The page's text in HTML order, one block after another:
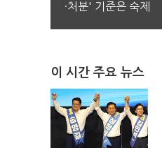
·처분' 기준은 숙제
이 시간 주요 뉴스